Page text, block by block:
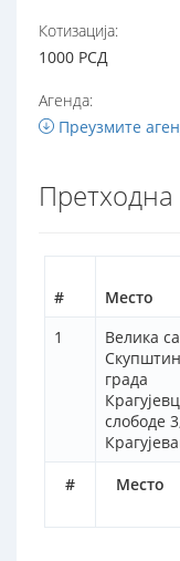
Котизација:
1000 РСД
Агенда:
Преузмите
# Место
# Место
1
Велика
града
слободе